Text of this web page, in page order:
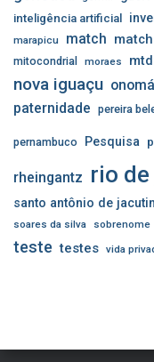
inteligência artificial
marapicu match
mitocondrial moraes
nova iguaçu
paternidade pereira
pernambuco Pesquisa
rheingantz rio
santo antônio de
soares da silva
sobrenome
teste testes vida